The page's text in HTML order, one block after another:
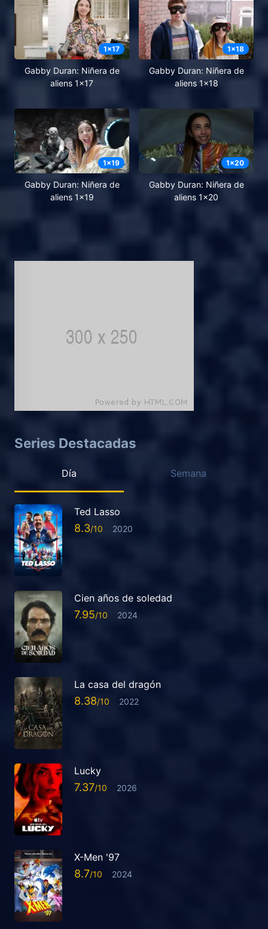
1x17
Gabby Duran: Niñera de
aliens 1x17
1x18
Gabby Duran: Niñera de
aliens 1x18
1x19
Gabby Duran: Niñera de
aliens 1x19
1x20
Gabby Duran: Niñera de
aliens 1x20
Series Destacadas
Día Semana
Ted Lasso
8.3 2020
Cien años de soledad
7.95 2024
La casa del dragón
8.38 2022
Lucky
7.37 2026
X-Men '97
8.7 2024